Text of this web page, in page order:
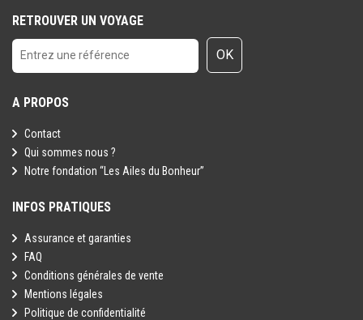
RETROUVER UN VOYAGE
OK
A PROPOS
Contact
Qui sommes nous ?
Notre fondation “Les Ailes du Bonheur”
INFOS PRATIQUES
Assurance et garanties
FAQ
Conditions générales de vente
Mentions légales
Politique de confidentialité